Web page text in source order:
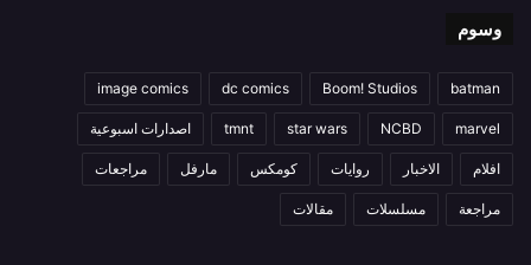
وسوم
batman
Boom! Studios
dc comics
image comics
marvel
NCBD
star wars
tmnt اصدارات اسبوعية
افلام الاخبار روايات كومكس مارفل مراجعات
مراجعة مسلسلات مقالات